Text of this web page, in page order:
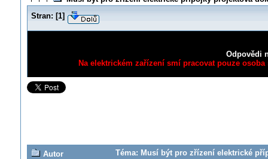
Stran: [1]
Odpovědi
Na elektrickém zařízení smí pracovat pouze
Autor
Téma: Musí být pro zřízení elektrické